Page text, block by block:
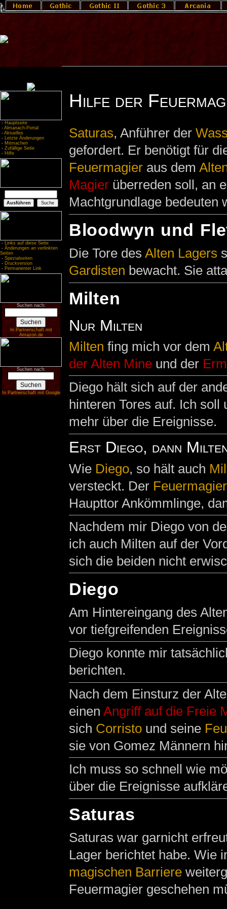
- Hauptseite
- Almanach-Portal
- Aktuelles
- Letzte Änderungen
- Mitmachen
- Zufällige Seite
- Hilfe
- Links auf diese Seite
- Änderungen an verlinkten
Seiten
- Spezialseiten
- Druckversion
- Permanenter Link
Suchen nach:
In Partnerschaft mit
Amazon.de
Suchen nach:
In Partnerschaft mit Google
Hilfe der
Saturas, Anführer der
gefordert. Er benötigt für
Feuermagieraus dem
Magierüberreden soll, an
Machtgrundlage bedeuten
Bloodwyn und
Die Tore des Alten Lagers
Gardisten bewacht. Sie
Milten
Nur Milten
Milten fing mich vor dem
der Alten Mineund der
Diego hält sich auf der
hinteren Tores auf. Ich
mehr über die Ereignisse.
Erst Diego, dann
Wie Diego, so hält auch
versteckt. Der Feuermagier
Haupttor Ankömmlinge,
Nachdem mir Diego von
ich auch Milten auf der
sich die beiden nicht
Diego
Am Hintereingang des
vor tiefgreifenden
Diego konnte mir
berichten.
Nach dem Einsturz der
einen Angriff auf die Freie
sich Corristound seine
sie von Gomez Männern
Ich muss so schnell wie
über die Ereignisse
Saturas
Saturas war garnicht
Lager berichtet habe. Wie
magischen Barriere
Feuermagier geschehen